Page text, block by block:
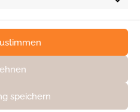
speichern